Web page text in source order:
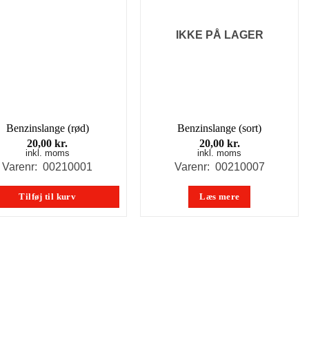
Benzinslange (rød)
20,00kr.
inkl. moms
Varenr: 00210001
Tilføj til kurv
IKKE PÅ LAGER
Benzinslange (sort)
20,00 kr.
inkl. moms
Varenr: 00210007
Læs mere